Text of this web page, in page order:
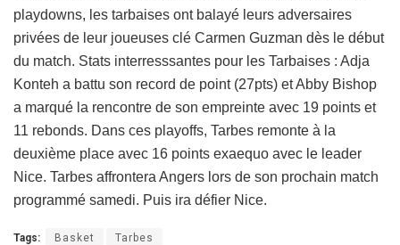
playdowns, les tarbaises ont balayé leurs adversaires
privées de leur joueuses clé Carmen Guzman dès le début
du match. Stats interresssantes pour les Tarbaises : Adja
Konteh a battu son record de point (27pts) et Abby Bishop
a marqué la rencontre de son empreinte avec 19 points et
11 rebonds. Dans ces playoffs, Tarbes remonte à la
deuxième place avec 16 points exaequo avec le leader
Nice. Tarbes affrontera Angers lors de son prochain match
programmé samedi. Puis ira défier Nice.
Tags: Basket Tarbes